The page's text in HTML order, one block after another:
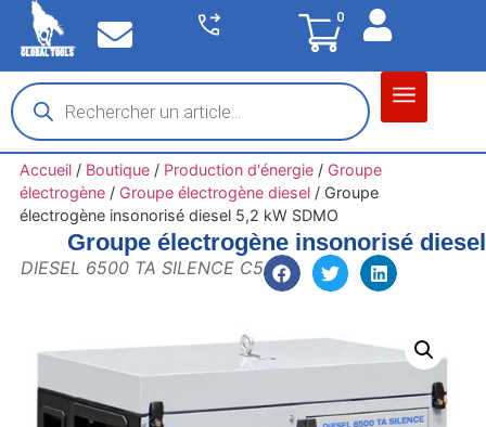
0
Accueil/ Boutique/ Production d'énergie/ Groupe
électrogène/ Groupe électrogène diesel/ Groupe
électrogène insonorisé diesel 5,2 kW SDMO
Groupe électrogène insonorisé
DIESEL 6500 TA SILENCE C5